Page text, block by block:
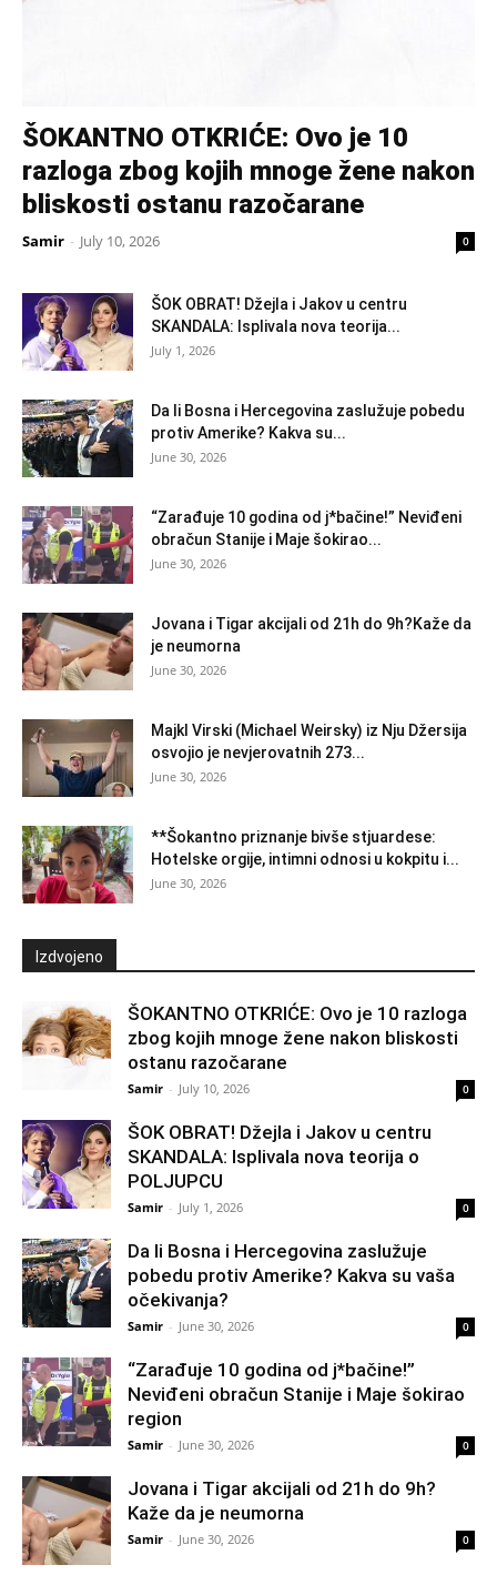
ŠOKANTNO OTKRIĆE: Ovo je 10
razloga zbog kojih mnoge žene nakon
bliskosti ostanu razočarane
Samir - July 10, 2026 0
ŠOK OBRAT! Džejla i Jakov u centru
SKANDALA: Isplivala nova teorija...
July 1, 2026
Da li Bosna i Hercegovina zaslužuje pobedu
protiv Amerike? Kakva su...
June 30, 2026
“Zarađuje 10 godina od j*bačine!” Neviđeni
obračun Stanije i Maje šokirao...
June 30, 2026
Jovana i Tigar akcijali od 21h do 9h?Kaže da
je neumorna
June 30, 2026
Majkl Virski (Michael Weirsky) iz Nju Džersija
osvojio je nevjerovatnih 273...
June 30, 2026
**Šokantno priznanje bivše stjuardese:
Hotelske orgije, intimni odnosi u kokpitu i...
June 30, 2026
Izdvojeno
ŠOKANTNO OTKRIĆE: Ovo je 10 razloga
zbog kojih mnoge žene nakon bliskosti
ostanu razočarane
Samir - July 10, 2026 0
ŠOK OBRAT! Džejla i Jakov u centru
SKANDALA: Isplivala nova teorija o
POLJUPCU
Samir - July 1, 2026 0
Da li Bosna i Hercegovina zaslužuje
pobedu protiv Amerike? Kakva su vaša
očekivanja?
Samir - June 30, 2026 0
“Zarađuje 10 godina od j*bačine!”
Neviđeni obračun Stanije i Maje šokirao
region
Samir - June 30, 2026 0
Jovana i Tigar akcijali od 21h do 9h?
Kaže da je neumorna
Samir - June 30, 2026 0